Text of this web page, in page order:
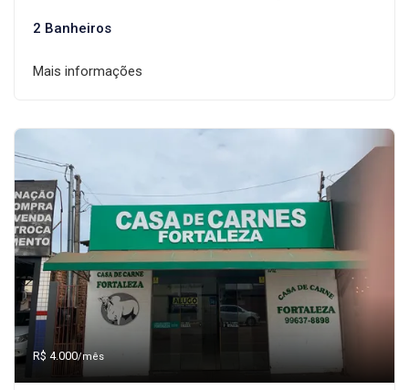
2 Banheiros
Mais informações
R$ 4.000/mês